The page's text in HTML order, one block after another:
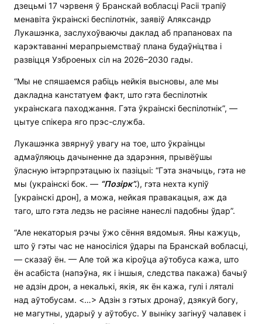
дзецьмі 17 чэрвеня ў Бранскай вобласці Расіі трапіў
менавіта ўкраінскі беспілотнік, заявіў Аляксандр
Лукашэнка, заслухоўваючы даклад аб прапановах па
карэктаванні мерапрыемстваў плана будаўніцтва і
развіцця Узброеных сіл на 2026–2030 гады.
“Мы не спяшаемся рабіць нейкія высновы, але мы
дакладна канстатуем факт, што гэта беспілотнік
украінскага паходжання. Гэта ўкраінскі беспілотнік”, —
цытуе спікера яго прэс-служба.
Лукашэнка звярнуў увагу на тое, што ўкраінцы
адмаўляюць дачыненне да здарэння, прывёўшы
ўласную інтэрпрэтацыю іх пазіцыі: “Гэта значыць, гэта не
мы (украінскі бок. — “Позірк”.), гэта нехта купіў
[украінскі дрон], а можа, нейкая правакацыя, аж да
таго, што гэта ледзь не расіяне нанеслі падобны ўдар”.
“Але некаторыя рэчы ўжо сёння вядомыя. Яны кажуць,
што ў гэты час не наносіліся ўдары па Бранскай вобласці,
— сказаў ён. — Але той жа кіроўца аўтобуса кажа, што
ён асабіста (напэўна, як і іншыя, следства пакажа) бачыў
не адзін дрон, а некалькі, якія, як ён кажа, гулі і ляталі
над аўтобусам. <…> Адзін з гэтых дронаў, дзякуй богу,
не магутны, ударыў у аўтобус. У выніку загінуў чалавек і